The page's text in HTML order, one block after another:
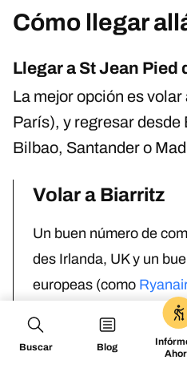
Cómo llegar
Llegar a St Jean Pied
La mejor opción es
París), y regresar desde
Bilbao, Santander o
Volar a Biarritz
Un buen número de
des Irlanda, UK y un
europeas (como Ryanair
desde Orly) al
Saint-Jean-Pied-de-
Bayonne-Anglet-
Buscar Blog